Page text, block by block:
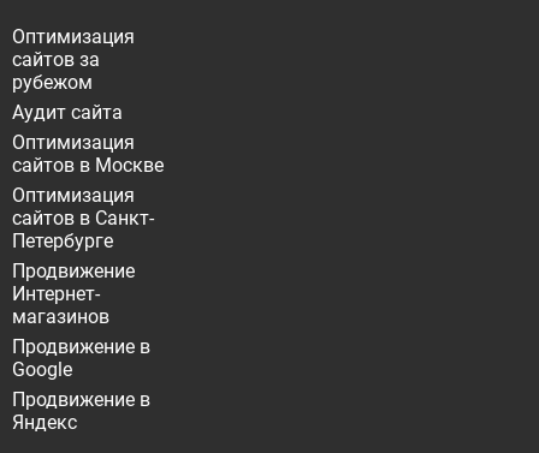
Оптимизация
сайтов за
рубежом
Аудит сайта
Оптимизация
сайтов в Москве
Оптимизация
сайтов в Санкт-
Петербурге
Продвижение
Интернет-
магазинов
Продвижение в
Google
Продвижение в
Яндекс